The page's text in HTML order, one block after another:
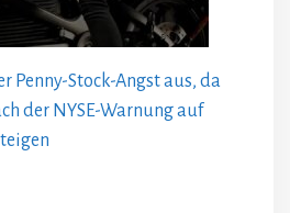
Penny-Stock-Angst aus, da
der NYSE-Warnung auf